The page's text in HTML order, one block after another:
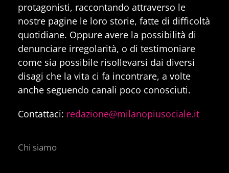
protagonisti, raccontando attraverso le
nostre pagine le loro storie, fatte di difficoltà
quotidiane. Oppure avere la possibilità di
denunciare irregolarità, o di testimoniare
come sia possibile risollevarsi dai diversi
disagi che la vita ci fa incontrare, a volte
anche seguendo canali poco conosciuti.
Contattaci: redazione@milanopiusociale.it
Chi siamo